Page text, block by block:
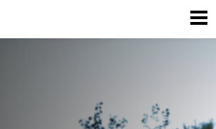
Service